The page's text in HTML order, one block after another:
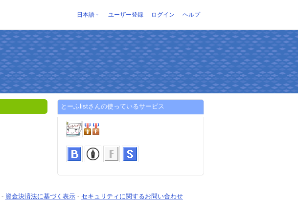
日本語 ユーザー登録 ログイン ヘルプ
とーふlistさんの使っているサービス
- 資金決済法に基づく表示 - セキュリティに関するお問い合わせ